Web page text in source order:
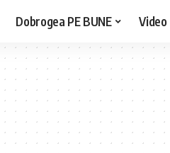
Dobrogea PE BUNE Video